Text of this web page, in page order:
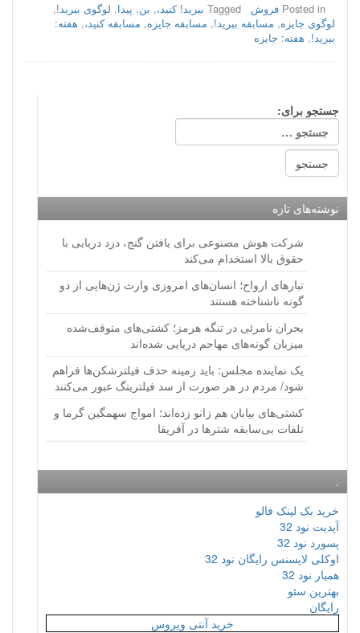
Posted in فروش Tagged ببرید! کنید،, بن, پیدا, لوگوی ببرید!,
لوگوی جایزه, مسابقه ببرید!, مسابقه جایزه, مسابقه کنید،, هفته:
ببرید!, هفته: جایزه
جستجو برای:
نوشته‌های تازه
شرکت هوش مصنوعی برای یافتن گنج، دزد دریایی با
حقوق بالا استخدام می‌کند
تبارهای ارواح؛ انسان‌های امروزی وارث ژن‌هایی از دو
گونه ناشناخته هستند
بحران نامرئی در تنگه هرمز؛ کشتی‌های متوقف‌شده
میزبان گونه‌های مهاجم دریایی شده‌اند
یک نماینده مجلس: باید زمینه حذف فیلترشکن‌ها فراهم
شود/ مردم در هر صورت از سد فیلترینگ عبور می‌کنند
کشتی‌های بیابان هم زانو زده‌اند؛ امواج سهمگین گرما و
تلفات بی‌سابقه شترها در آفریقا
.
خرید بک لینک فالو
آپدیت نود 32
پسورد نود 32
اوکلی لایسنس رایگان نود 32
همیار نود 32
بهترین سئو
رایگان
خرید آنتی ویروس